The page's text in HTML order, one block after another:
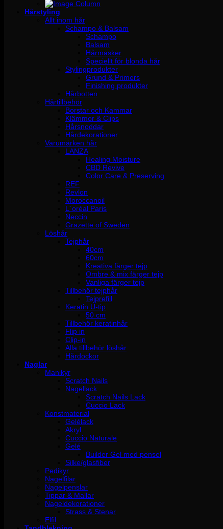
Hårstyling
Allt inom hår
Schampo & Balsam
Schampo
Balsam
Hårmasker
Speciellt för blonda hår
Stylingprodukter
Grund & Primers
Finishing produkter
Hårbotten
Hårtillbehör
Borstar och Kammar
Klämmor & Clips
Hårsnoddar
Hårdekorationer
Varumärken hår
LANZA
Healing Moisture
CBD Revive
Color Care & Preserving
REF
Revlon
Moroccanoil
L´oréal Paris
Neccin
Grazette of Sweden
Löshår
Tejphår
40cm
60cm
Kreativa färger tejp
Ombre & mix färger tejp
Vanliga färger tejp
Tillbehör tejphår
Tejprefill
Keratin U-tip
50 cm
Tillbehör keratinhår
Flip in
Clip-in
Alla tillbehör löshår
Hårdockor
Naglar
Manikyr
Scratch Nails
Nagellack
Scratch Nails Lack
Cuccio Lack
Konstmaterial
Gelélack
Akryl
Cuccio Naturale
Gelé
Builder Gel med pensel
Silke/glasfiber
Pedikyr
Nagelfilar
Nagelpenslar
Tippar & Mallar
Nageldekorationer
Strass & Stenar
Elfil